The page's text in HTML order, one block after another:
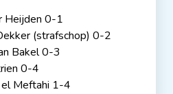
Heijden 0-1
(strafschop) 0-2
Bakel 0-3
0-4
el Meftahi 1-4